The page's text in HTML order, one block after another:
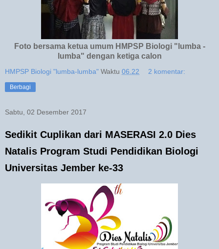
Foto bersama ketua umum HMPSP Biologi "lumba -
lumba" dengan ketiga calon
HMPSP Biologi "lumba-lumba" Waktu 06.22 2 komentar:
Berbagi
Sabtu, 02 Desember 2017
Sedikit Cuplikan dari MASERASI 2.0 Dies
Natalis Program Studi Pendidikan Biologi
Universitas Jember ke-33